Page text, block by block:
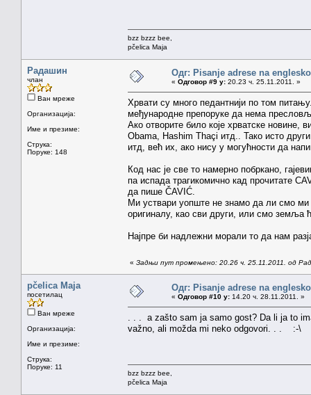
bzz bzzz bee,
pčelica Maja
Радашин
члан
Ван мреже
Организација:
Име и презиме:
Струка:
Поруке: 148
Одг: Pisanje adrese na
« Одговор #9 у: 20.23 ч. 25.11.2011. »
Хрвати су много педантнији по том
међународне препоруке да нема
Ако отворите било које хрватске новине,
Obama, Hashim Thaçi итд.. Тако исто
итд, већ их, ако нису у могућности да
Код нас је све то намерно побркано,
па испада трагикомично кад прочитате
да пише ČAVIĆ.
Ми уствари уопште не знамо да ли смо
оригиналу, као сви други, или смо земља
Најпре би надлежни морали то да нам
« Задњи пут промењено: 20.26 ч. 25.11.2011. од
pčelica Maja
посетилац
Ван мреже
Организација:
Име и презиме:
Струка:
Поруке: 11
Одг: Pisanje adrese na
« Одговор #10 у: 14.20 ч. 28.11.2011. »
. . . a zašto sam ja samo gost? Da li ja to
važno, ali možda mi neko odgovori. . . :-\
bzz bzzz bee,
pčelica Maja